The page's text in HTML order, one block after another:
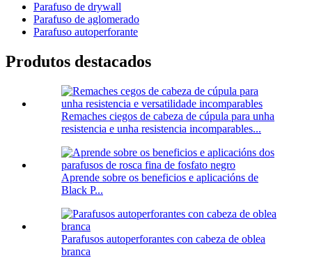
Parafuso de drywall
Parafuso de aglomerado
Parafuso autoperforante
Produtos destacados
Remaches ciegos de cabeza de cúpula para unha
resistencia e unha resistencia incomparables...
Aprende sobre os beneficios e aplicacións de
Black P...
Parafusos autoperforantes con cabeza de oblea
branca